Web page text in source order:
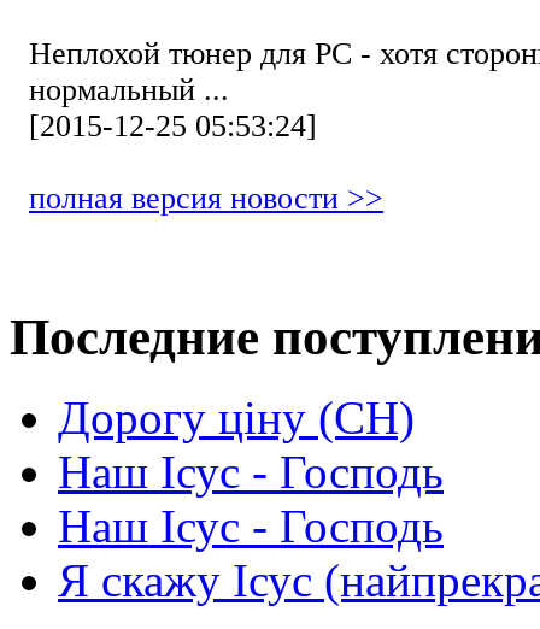
Неплохой тюнер для РС - хотя
нормальный ...
[2015-12-25 05:53:24]
полная версия новости >>
Последние
Дорогу ціну (СН)
Наш Ісус - Господь
Наш Ісус - Господь
Я скажу Ісус